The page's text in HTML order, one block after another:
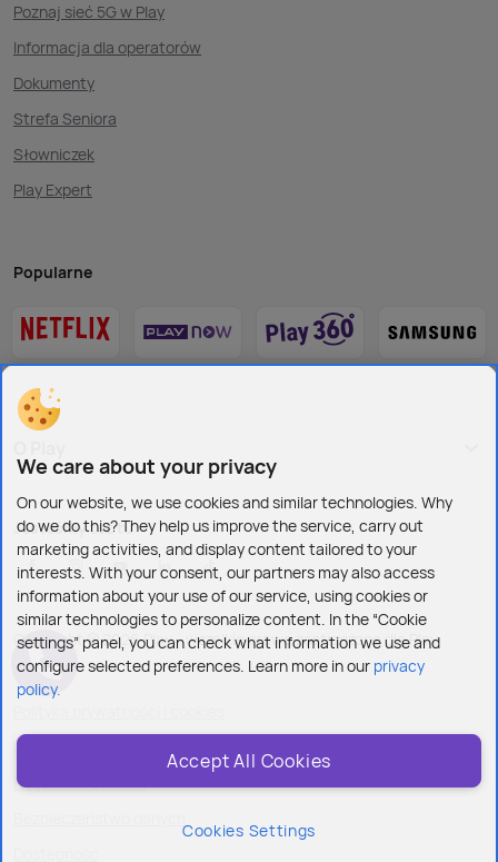
Poznaj sieć 5G w Play
Informacja dla operatorów
Dokumenty
Strefa Seniora
Słowniczek
Play Expert
Popularne
Jesteśmy też tu:
Copyright © 2026 Play - wszelkie prawa zastrzeżone dla Play
Ustawienia plików cookies
Regulamin serwisu
We care about your privacy
On our website, we use cookies and similar technologies. Why
do we do this? They help us improve the service, carry out
marketing activities, and display content tailored to your
interests. With your consent, our partners may also access
information about your use of our service, using cookies or
similar technologies to personalize content. In the “Cookie
settings” panel, you can check what information we use and
configure selected preferences. Learn more in our privacy
policy.
Accept All Cookies
Cookies Settings